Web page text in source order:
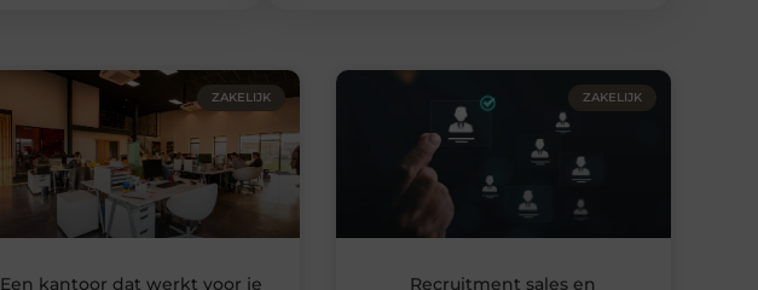
ZAKELIJK
Een kantoor dat werkt voor je
ZAKELIJK
Recruitment sales en